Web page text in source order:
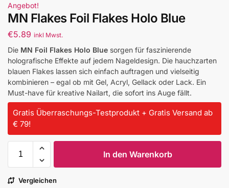
Angebot!
MN Flakes Foil Flakes Holo Blue
€5.89 inkl Mwst.
Die MN Foil Flakes Holo Blue sorgen für faszinierende
holografische Effekte auf jedem Nageldesign. Die hauchzarten
blauen Flakes lassen sich einfach auftragen und vielseitig
kombinieren – egal ob mit Gel, Acryl, Gellack oder Lack. Ein
Must-have für kreative Nailart, die sofort ins Auge fällt.
Gratis Überraschungs-Testprodukt + Gratis Versand ab
€ 79!
In den Warenkorb
Vergleichen